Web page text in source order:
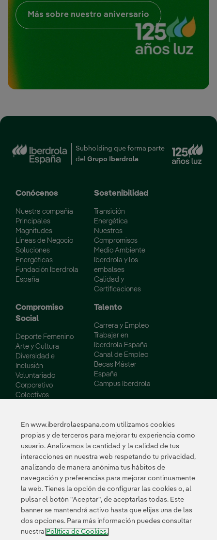
Más sobre nuestro aniversario Enlace externo,
Subholding que forma parte
del Grupo Iberdrola
Conócenos
Nuestra compañía
Principales
Magnitudes
Líneas de Negocio
Soluciones
Energéticas
Fundación Iberdrola
España
Sostenibilidad
Transición
Energética
Nuestros
Compromisos
Medio Ambiente
Iberdrola y los
embalses
Calidad y
Certificaciones
Compromiso
Social
Deporte Femenino
Arte y Cultura
Diversidad e
Inclusión
Voluntariado
Corporativo
Colectivos
Talento
Carrera y Empleo
Trabajar en
Iberdrola España
Canal de Empleo
Becas Máster
España
Campus Iberdrola
Innovación
Innovación en
Innovación
colaborativa
Next Generation EU
Ciberseguridad en
España
Smart Grids
Innovation Hub
En www.iberdrolaespana.com utilizamos cookies
propias y de terceros para mejorar tu experiencia como
usuario. Analizamos la cantidad y la calidad de tus
interacciones en nuestra web respetando tu privacidad,
analizando de manera anónima tus hábitos de
navegación y preferencias para mejorar continuamente
la web. Tienes la opción de configurar las cookies o, al
pulsar el botón "Aceptar", de aceptarlas todas. Este
banner se mantendrá activo hasta que elijas una de las
dos opciones. Para más información puedes consultar
nuestra Política de Cookies.